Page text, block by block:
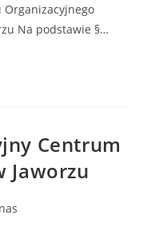
Na podstawie §…
Centrum
Jaworzu